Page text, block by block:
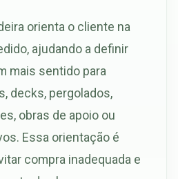
orienta o cliente na
ajudando a definir
mais sentido para
decks, pergolados,
obras de apoio ou
Essa orientação é
compra inadequada e